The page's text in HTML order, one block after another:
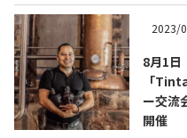
テキーラのつくり方
テキーラマーケット
2023/
8月1日
「
ー交流
開催